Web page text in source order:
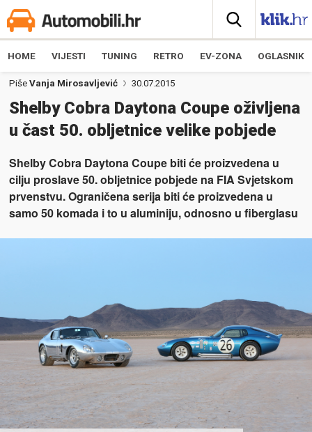
HOME VIJESTI TUNING RETRO EV-ZONA OGLASNIK
Piše Vanja Mirosavljević 30.07.2015
Shelby Cobra Daytona Coupe oživljena
u čast 50. obljetnice velike pobjede
Shelby Cobra Daytona Coupe biti će proizvedena u
cilju proslave 50. obljetnice pobjede na FIA Svjetskom
prvenstvu. Ograničena serija biti će proizvedena u
samo 50 komada i to u aluminiju, odnosno u fiberglasu